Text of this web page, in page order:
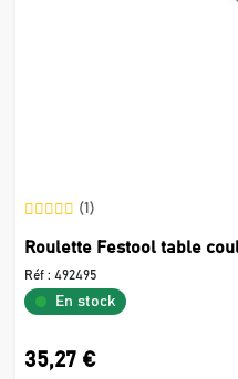
(1)
Roulette Festool table
Réf : 492495
En stock
35,27 €